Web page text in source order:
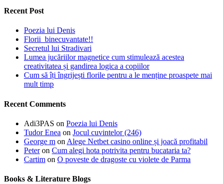
Recent Post
Poezia lui Denis
Florii binecuvantate!!
Secretul lui Stradivari
Lumea jucăriilor magnetice cum stimulează acestea
creativitatea și gandirea logica a copiilor
Cum să îți îngrijești florile pentru a le menține proaspete mai
mult timp
Recent Comments
Adi3PAS on Poezia lui Denis
Tudor Enea on Jocul cuvintelor (246)
George m on Alege Netbet casino online și joacă profitabil
Peteron Cum alegi hota potrivita pentru bucataria ta?
Cartim on O poveste de dragoste cu violete de Parma
Books & Literature Blogs